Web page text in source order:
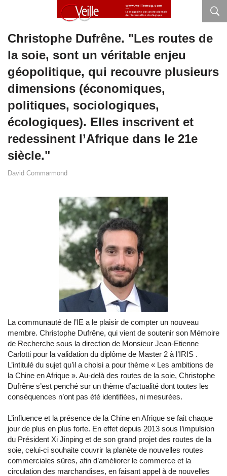
Christophe Dufrêne. "Les routes de
la soie, sont un véritable enjeu
géopolitique, qui recouvre plusieurs
dimensions (économiques,
politiques, sociologiques,
écologiques). Elles inscrivent et
redessinent l’Afrique dans le 21e
siècle."
David Commarmond
La communauté de l’IE a le plaisir de compter un nouveau
membre. Christophe Dufrêne, qui vient de soutenir son Mémoire
de Recherche sous la direction de Monsieur Jean-Etienne
Carlotti pour la validation du diplôme de Master 2 à l’IRIS .
L’intitulé du sujet qu’il a choisi a pour thème « Les ambitions de
la Chine en Afrique ». Au-delà des routes de la soie, Christophe
Dufrêne s’est penché sur un thème d’actualité dont toutes les
conséquences n’ont pas été identifiées, ni mesurées.
L’influence et la présence de la Chine en Afrique se fait chaque
jour de plus en plus forte. En effet depuis 2013 sous l’impulsion
du Président Xi Jinping et de son grand projet des routes de la
soie, celui-ci souhaite couvrir la planète de nouvelles routes
commerciales sûres, afin d’améliorer le commerce et la
circulation des marchandises, en faisant appel à de nouvelles